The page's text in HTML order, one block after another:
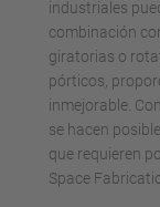
industriales
combinación
giratorias o
pórticos,
inmejorable.
se hacen
que requieren
Space